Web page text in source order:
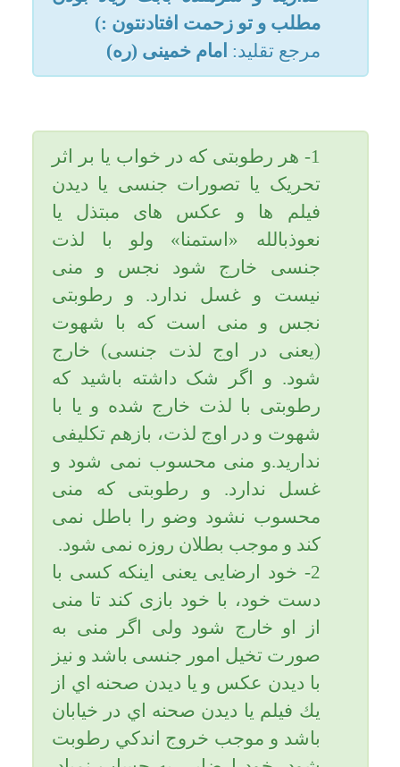
فرمود چه عقلي كه فرمانبري
شيطان مي كند ؟ گفتم : چگونه
فرمان شيطان مي برد ؟ فرمود از
او بپرس وسوسه اي كه به او دست
تاریخ به روزرسانی: شنبه, ۸ تیر ۱۳۹۲